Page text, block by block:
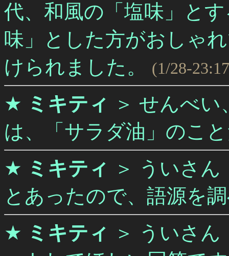
代、和風の「塩味」と
味」とした方がおしゃ
けられました。
(1/28-
★ ミキティ ＞ せんべい
は、「サラダ油」のこ
★ ミキティ ＞
ういさん
とあったので、語源を
★ ミキティ ＞
ういさん